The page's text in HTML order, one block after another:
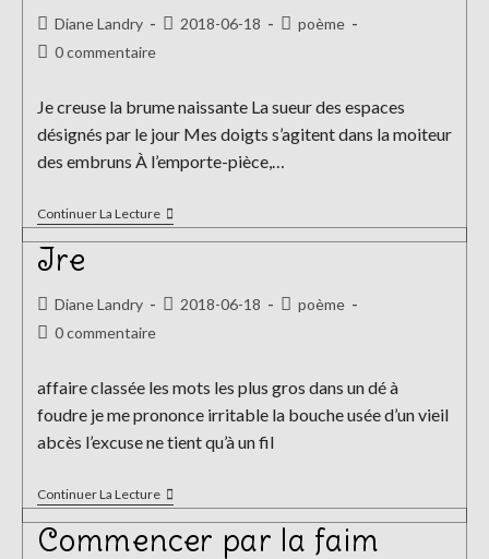
Auteur/autrice
de
Diane Landry
Publication
2018-06-18
Postpoème
Commentaires
publication :
0 commentaire
Je creuse la brume naissante La sueur des espaces
désignés par le jour Mes doigts s’agitent dans la moiteur
des embruns À l’emporte-pièce,…
Continuer La LectureLa
Moiteur
Des
Ire
Auteur/autrice
de
Diane Landry
Publication
2018-06-18
Postpoème
Commentaires
publication :
0 commentaire
affaire classée les mots les plus gros dans un dé à
foudre je me prononce irritable la bouche usée d’un vieil
abcès l’excuse ne tient qu’à un fil
Continuer La LectureIre
Commencer par la faim